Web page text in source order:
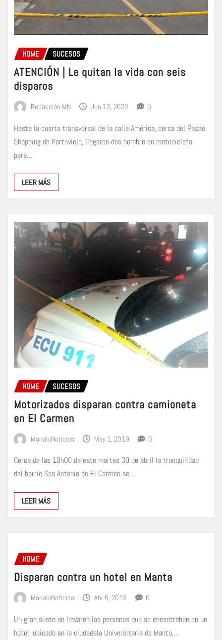
HOME SUCESOS
ATENCIÓN | Le quitan la vida con seis
disparos
Redacción MN Jun 13, 2023 0
Hasta la cuarta transversal de la calle América, cerca del Paseo
Shopping de Portoviejo, llegaron dos hombre en motocicleta
para…
LEER MÁS
HOME SUCESOS
Motorizados disparan contra camioneta
en El Carmen
ManabiNoticias May 1, 2019 0
Cerca de las 19h00 de este martes 30 de abril la tranquilidad
del barrio San Antonio de El Carmen se…
LEER MÁS
HOME
Disparan contra un hotel en Manta
ManabiNoticias Abr 6, 2019 0
Un gran susto se llevaron las personas que se encontraban en un
hotel, ubicado en la ciudadela Universitaria de Manta,…